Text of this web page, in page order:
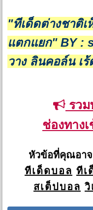
"ทีเด็ดต่างชาติเ
แตกแยก" BY :
วาง ลินคอล์น เ
รว
ช่องทาง
หัวข้อที่คุณอา
ทีเด็ดบอล ทีเ
สเต็ปบอล